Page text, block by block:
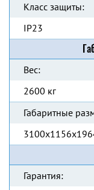
Класс защиты:
IP23
Вес:
2600 кг
Габаритные
Гарантия: